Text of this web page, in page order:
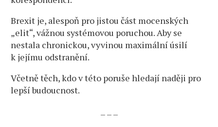
Brexit je, alespoň pro jistou část mocenských
„elit“, vážnou systémovou poruchou. Aby se
nestala chronickou, vyvinou maximální úsilí
k jejímu odstranění.
Včetně těch, kdo v této poruše hledají naději pro
lepší budoucnost.
– – –